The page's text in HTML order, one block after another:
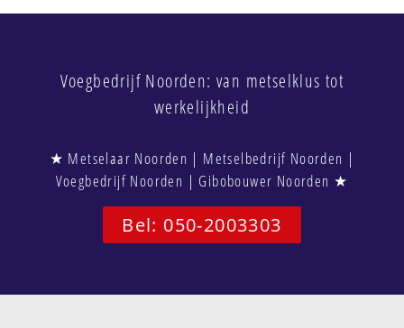
Voegbedrijf Noorden: van metselklus tot
werkelijkheid
★ Metselaar Noorden | Metselbedrijf Noorden |
Voegbedrijf Noorden | Gibobouwer Noorden ★
Bel: 050-2003303